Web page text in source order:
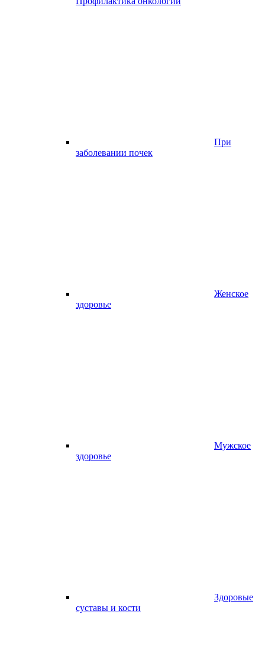
При
заболевании почек
Женское
здоровье
Мужское
здоровье
Здоровые
суставы и кости